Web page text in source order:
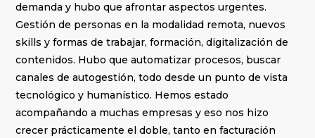
demanda y hubo que afrontar aspectos urgentes.
Gestión de personas en la modalidad remota, nuevos
skills y formas de trabajar, formación, digitalización de
contenidos. Hubo que automatizar procesos, buscar
canales de autogestión, todo desde un punto de vista
tecnológico y humanístico. Hemos estado
acompañando a muchas empresas y eso nos hizo
crecer prácticamente el doble, tanto en facturación